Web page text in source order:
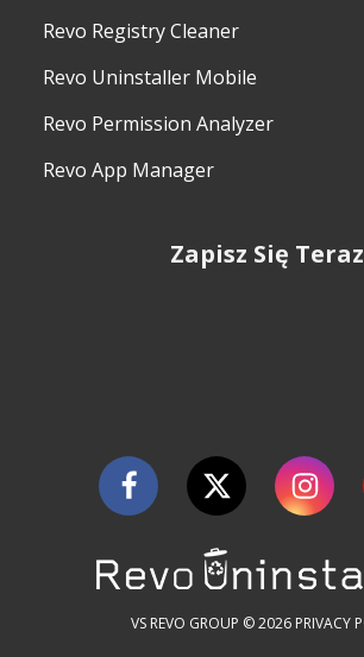
Revo Registry Cleaner
Revo Uninstaller Mobile
Revo Permission Analyzer
Revo App Manager
Zapisz Się Teraz
VS REVO GROUP © 2026 PRIVACY